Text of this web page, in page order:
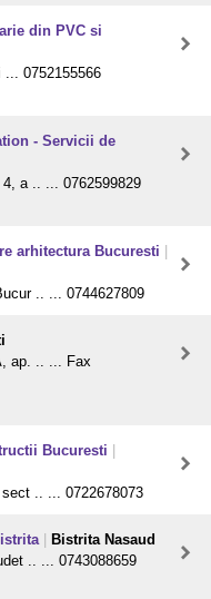
din PVC si
... 0752155566
- Servicii de
a .. ... 0762599829
arhitectura Bucuresti
.. ... 0744627809
ap. .. ... Fax
Bucuresti
.. ... 0722678073
Bistrita Nasaud
.. ... 0743088659